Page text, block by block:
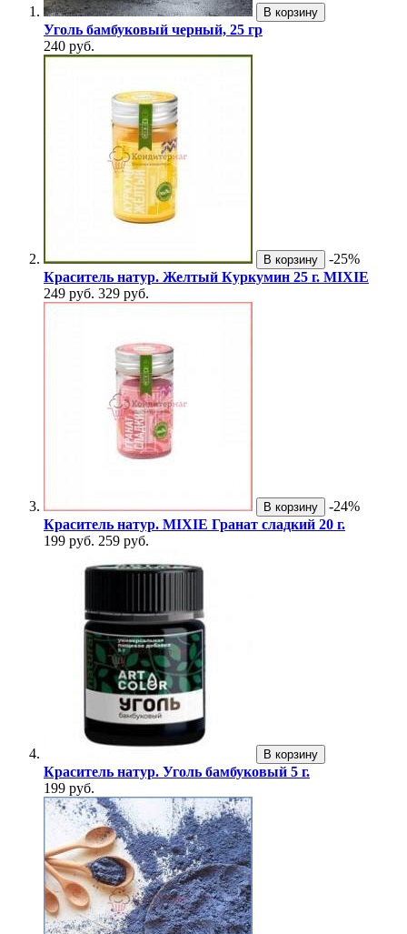
В корзину
Уголь бамбуковый черный, 25 гр
240 руб.
В корзину
-25%
Краситель натур. Желтый Куркумин 25 г. MIXIE
249 руб. 329 руб.
В корзину
-24%
Краситель натур. MIXIE Гранат сладкий 20 г.
199 руб. 259 руб.
В корзину
Краситель натур. Уголь бамбуковый 5 г.
199 руб.